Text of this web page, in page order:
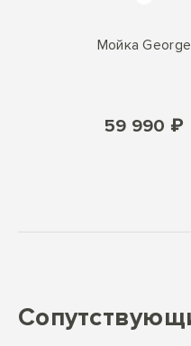
Мойка George
59 990 ₽